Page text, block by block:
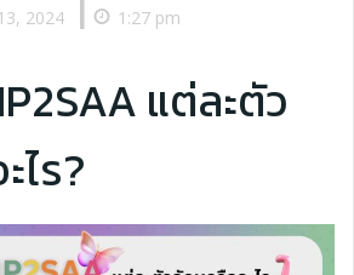
2024 1:27 pm
แต่ละตัว
ไร?